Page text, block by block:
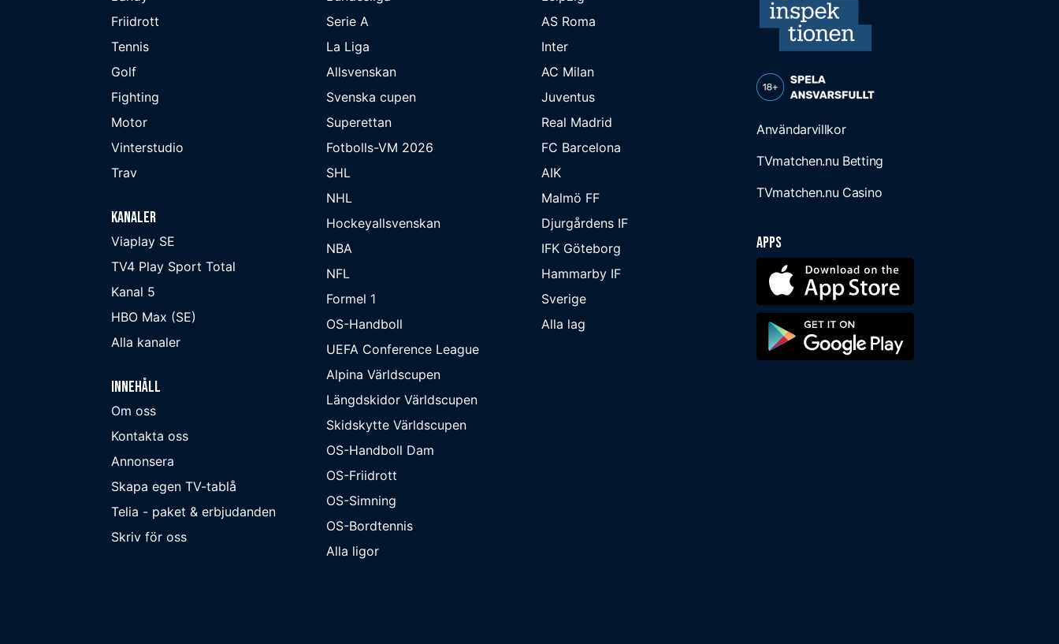
Friidrott
Tennis
Golf
Fighting
Motor
Vinterstudio
Trav
Kanaler
Viaplay SE
TV4 Play Sport Total
Kanal 5
HBO Max (SE)
Alla kanaler
Innehåll
Om oss
Kontakta oss
Annonsera
Skapa egen TV-tablå
Telia - paket & erbjudanden
Skriv för oss
Serie A
La Liga
Allsvenskan
Svenska cupen
Superettan
Fotbolls-VM 2026
SHL
NHL
Hockeyallsvenskan
NBA
NFL
Formel 1
OS-Handboll
UEFA Conference League
Alpina Världscupen
Längdskidor Världscupen
Skidskytte Världscupen
OS-Handboll Dam
OS-Friidrott
OS-Simning
OS-Bordtennis
Alla ligor
AS Roma
Inter
AC Milan
Juventus
Real Madrid
FC Barcelona
AIK
Malmö FF
Djurgårdens IF
IFK Göteborg
Hammarby IF
Sverige
Alla lag
Användarvillkor
TVmatchen.nu Betting
TVmatchen.nu Casino
Apps